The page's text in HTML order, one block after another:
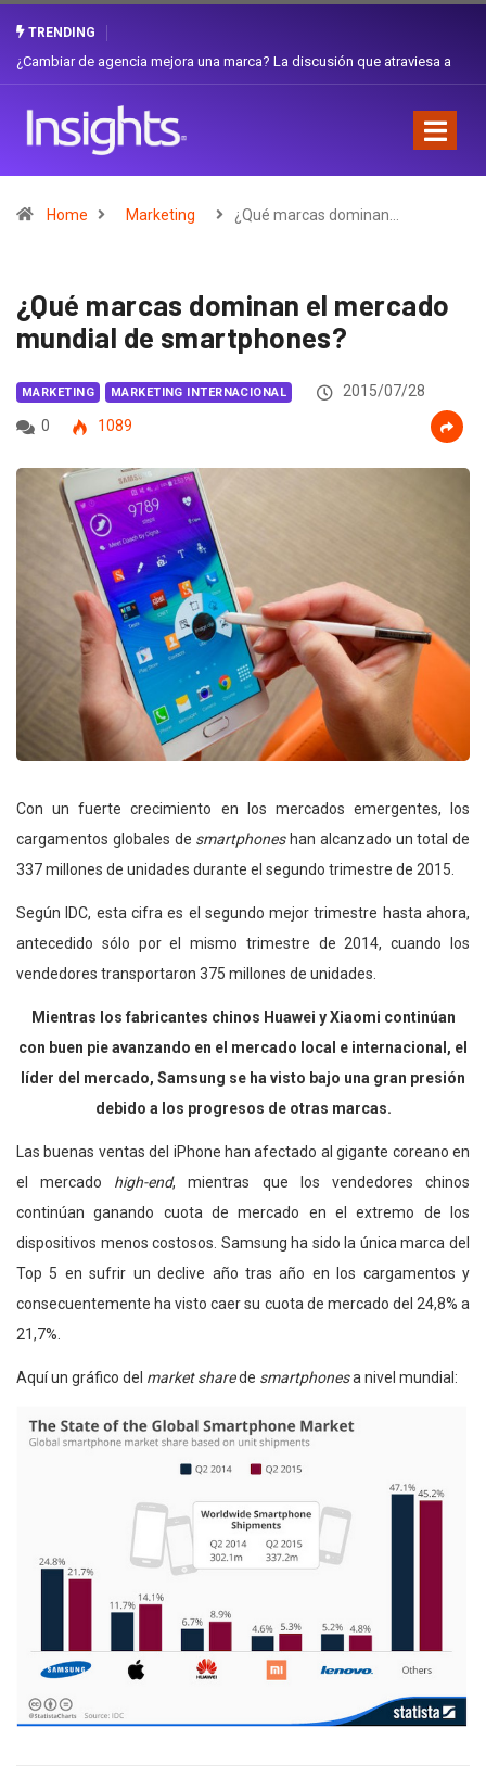
TRENDING
Gabriela Herrera y el arte de cambiarse el sombrero en Corporación
Home Marketing ¿Qué marcas dominan…
¿Qué marcas dominan el mercado
mundial de smartphones?
MARKETING MARKETING INTERNACIONAL
2015/07/28
0
1089
Con un fuerte crecimiento en los mercados emergentes, los
cargamentos globales de smartphoneshan alcanzado un total de
337 millones de unidades durante el segundo trimestre de 2015.
Según
IDC, esta cifra es el segundo mejor trimestre hasta ahora,
antecedido sólo por el mismo trimestre de 2014, cuando los
vendedores transportaron 375 millones de unidades.
Mientras los fabricantes chinos Huawei y Xiaomi continúan
con buen pie avanzando en el mercado local e internacional, el
líder del mercado, Samsung se ha visto bajo una gran presión
debido a los progresos de otras marcas.
Las buenas ventas del iPhone han afectado al gigante coreano en
el mercado high-end, mientras que los vendedores chinos
continúan ganando cuota de mercado en el extremo de los
dispositivos menos costosos. Samsung ha sido la única marca del
Top 5 en sufrir un declive año tras año en los cargamentos y
consecuentemente ha visto caer su cuota de mercado del 24,8% a
21,7%.
Aquí un gráfico del market sharede smartphonesa nivel mundial: